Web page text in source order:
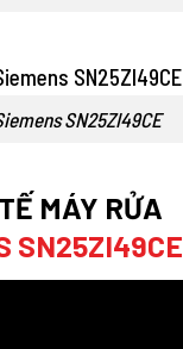
SN25ZI49CE
MÁY RỬA
SN25ZI49CE